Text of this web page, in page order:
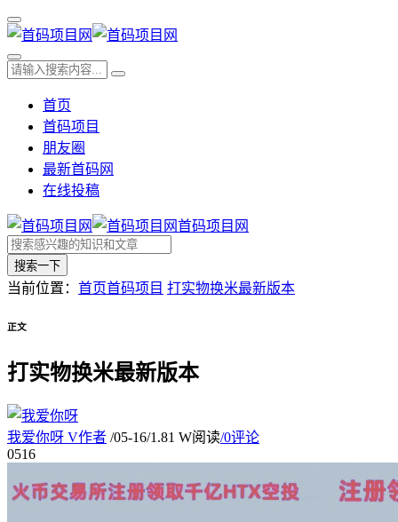
首页
首码项目
朋友圈
最新首码网
在线投稿
首码项目网
搜索一下
当前位置： 首页首码项目 打实物换米最新版本
正文
打实物换米最新版本
我爱你呀 V作者 /05-16/1.81 W阅读/0评论
0516